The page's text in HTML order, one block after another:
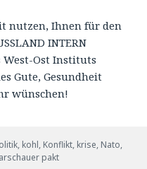
nutzen, Ihnen für den
INTERN
West-Ost Instituts
Gute, Gesundheit
wünschen!
, kohl, Konflikt, krise, Nato,
pakt